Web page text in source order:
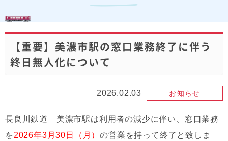
【重要】美濃市駅の窓口業務終了に伴う
終日無人化について
2026.02.03 お知らせ
長良川鉄道 美濃市駅は利用者の減少に伴い、窓口業務
を2026年3月30日（月）の営業を持って終了と致しま